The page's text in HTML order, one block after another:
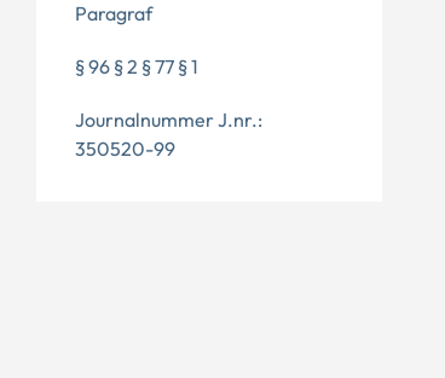
Paragraf
§ 96 § 2 § 77 § 1
Journalnummer J.nr.:
350520-99